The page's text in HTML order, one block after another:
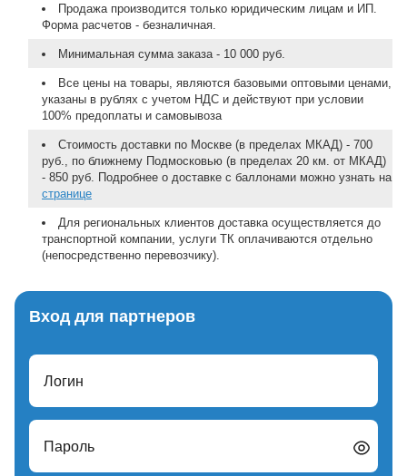
Продажа производится только юридическим лицам и ИП.
Форма расчетов - безналичная.
Минимальная сумма заказа - 10 000 руб.
Все цены на товары, являются базовыми оптовыми ценами,
указаны в рублях с учетом НДС и действуют при условии
100% предоплаты и самовывоза
Стоимость доставки по Москве (в пределах МКАД) - 700
руб., по ближнему Подмосковью (в пределах 20 км. от МКАД)
- 850 руб. Подробнее о доставке с баллонами можно узнать на
странице
Для региональных клиентов доставка осуществляется до
транспортной компании, услуги ТК оплачиваются отдельно
(непосредственно перевозчику).
Вход для партнеров
Логин
Пароль